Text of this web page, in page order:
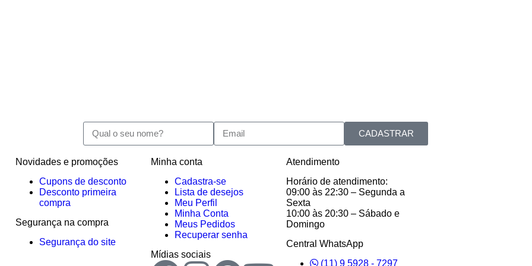
CADASTRAR
Novidades e promoções
Cupons de desconto
Desconto primeira
compra
Segurança na compra
Segurança do site
Minha conta
Cadastra-se
Lista de desejos
Meu Perfil
Minha Conta
Meus Pedidos
Recuperar senha
Mídias sociais
Atendimento
Horário de atendimento:
09:00 às 22:30 – Segunda a
Sexta
10:00 às 20:30 – Sábado e
Domingo
Central WhatsApp
(11) 9 5928 - 7297